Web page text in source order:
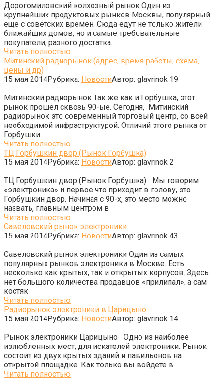
Дорогомиловский колхозный рынок Один из
крупнейших продуктовых рынков Москвы, популярный
еще с советских времен. Сюда едут не только жители
ближайших домов, но и самые требовательные
покупатели, разного достатка.
Читать полностью
Митинский радиорынок (адрес, время работы, схема,
цены и др)
15 мая 2014Рубрика: НовостиАвтор: glavrinok 19
Митинский радиорынок Так же как и Горбушка, этот
рынок прошел сквозь 90-ые. Сегодня, Митинский
радиорынок это современный торговый центр, со всей
необходимой инфраструктурой. Отличий этого рынка от
Горбушки
Читать полностью
ТЦ Горбушкин двор (Рынок Горбушка)
15 мая 2014Рубрика: НовостиАвтор: glavrinok 2
ТЦ Горбушкин двор (Рынок Горбушка) Мы говорим
«электроника» и первое что приходит в голову, это
Горбушкин двор. Начиная с 90-х, это место можно
назвать, главным центром в
Читать полностью
Савеловский рынок электроники
15 мая 2014Рубрика: НовостиАвтор: glavrinok 43
Савеловский рынок электроники Один из самых
популярных рынков электроники в Москве. Есть
несколько как крытых, так и открытых корпусов. Здесь
нет большого количества продавцов «прилипал», а сам
костяк
Читать полностью
Радиорынок электроники в Царицыно
15 мая 2014Рубрика: НовостиАвтор: glavrinok 14
Рынок электроники Царицыно Одно из наиболее
излюбленных мест, для искателей электроники. Рынок
состоит из двух крытых зданий и павильонов на
открытой площадке. Как только вы войдете в
Читать полностью